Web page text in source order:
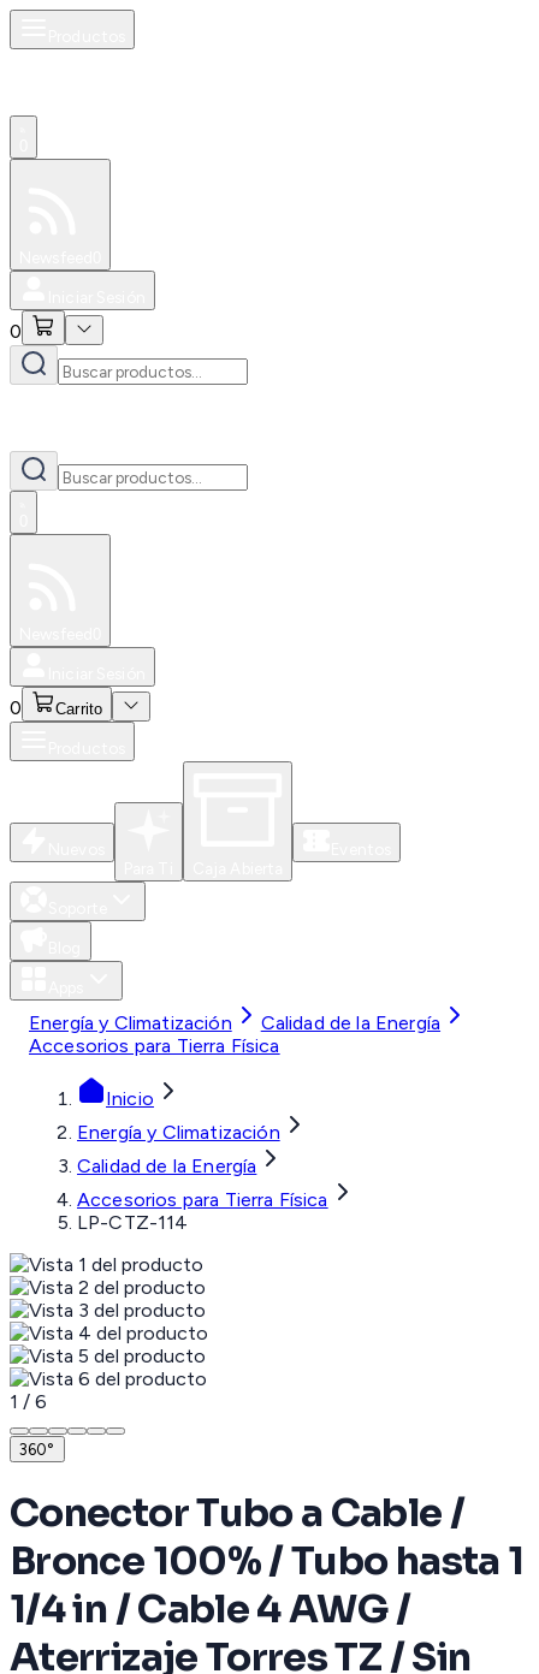
0
0 Carrito
Energía y Climatización
Calidad de la Energía
Accesorios para Tierra Física
Inicio
Energía y Climatización
Calidad de la Energía
Accesorios para Tierra Física
LP-CTZ-114
1 / 6
360°
Conector Tubo a Cable /
Bronce 100% / Tubo hasta 1
1/4 in / Cable 4 AWG /
Aterrizaje Torres TZ / Sin